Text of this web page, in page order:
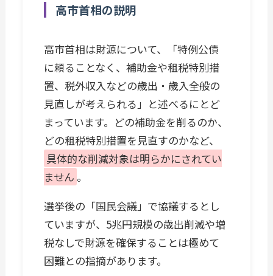
高市首相の説明
高市首相は財源について、「特例公債
に頼ることなく、補助金や租税特別措
置、税外収入などの歳出・歳入全般の
見直しが考えられる」と述べるにとど
まっています。どの補助金を削るのか、
どの租税特別措置を見直すのかなど、
具体的な削減対象は明らかにされてい
ません 。
選挙後の「国民会議」で協議するとし
ていますが、5兆円規模の歳出削減や増
税なしで財源を確保することは極めて
困難との指摘があります。